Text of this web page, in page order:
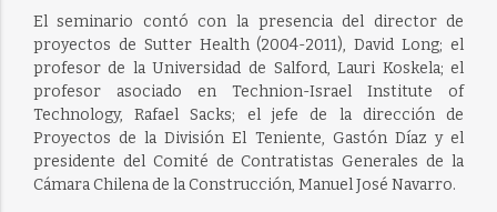
El seminario contó con la presencia del director de
proyectos de Sutter Health (2004-2011), David Long; el
profesor de la Universidad de Salford, Lauri Koskela; el
profesor asociado en Technion-Israel Institute of
Technology, Rafael Sacks; el jefe de la dirección de
Proyectos de la División El Teniente, Gastón Díaz y el
presidente del Comité de Contratistas Generales de la
Cámara Chilena de la Construcción, Manuel José Navarro.